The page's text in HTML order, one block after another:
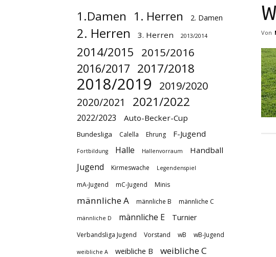
Von
1.Damen 1. Herren 2. Damen
2. Herren 3. Herren 2013/2014
2014/2015 2015/2016
2016/2017 2017/2018
2018/2019
2019/2020
2020/2021
2021/2022
2022/2023 Auto-Becker-Cup
Bundesliga Calella Ehrung F-Jugend
Fortbildung Halle Hallenvorraum Handball
Jugend Kirmeswache Legendenspiel
mA-Jugend mC-Jugend Minis
männliche A männliche B männliche C
männliche D männliche E Turnier
Verbandsliga Jugend Vorstand wB wB-Jugend
weibliche A weibliche B weibliche C